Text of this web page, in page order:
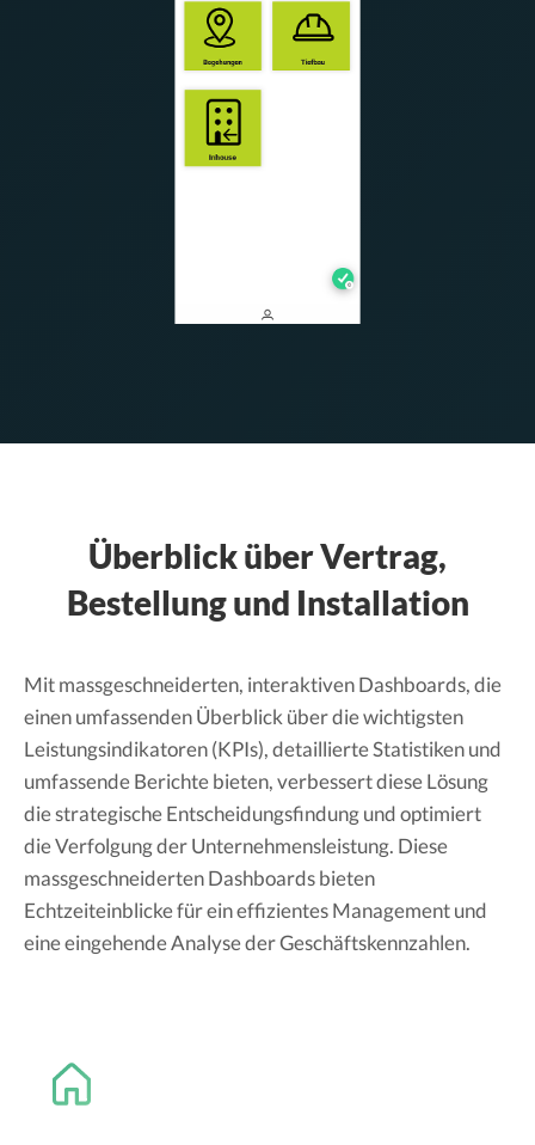
Überblick über Vertrag,
Bestellung und Installation
Mit massgeschneiderten, interaktiven Dashboards, die
einen umfassenden Überblick über die wichtigsten
Leistungsindikatoren (KPIs), detaillierte Statistiken und
umfassende Berichte bieten, verbessert diese Lösung
die strategische Entscheidungsfindung und optimiert
die Verfolgung der Unternehmensleistung. Diese
massgeschneiderten Dashboards bieten
Echtzeiteinblicke für ein effizientes Management und
eine eingehende Analyse der Geschäftskennzahlen.